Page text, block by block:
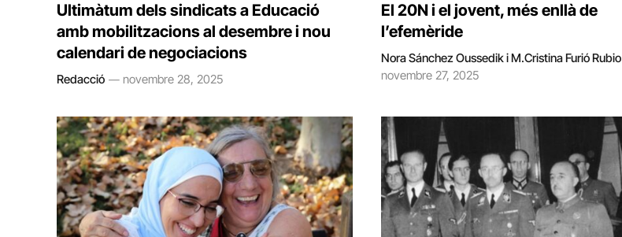
Ultimàtum dels sindicats a Educació
amb mobilitzacions al desembre i nou
calendari de negociacions
Redacció novembre 28, 2025
El 20N i el jovent, més enllà de
l’efemèride
Nora Sánchez Oussedik i M.Cristina Furió Rubio
novembre 27, 2025